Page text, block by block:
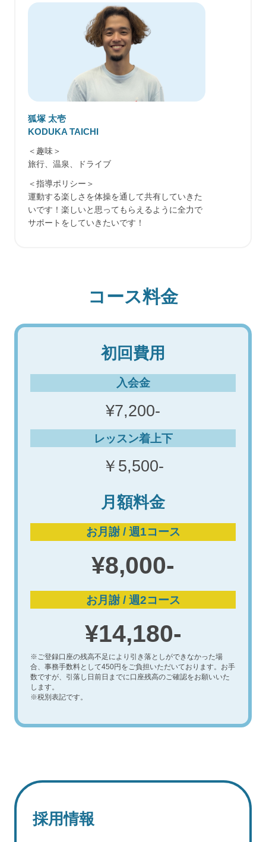
狐塚 太壱
KODUKA TAICHI
＜趣味＞
旅行、温泉、ドライブ
＜指導ポリシー＞
運動する楽しさを体操を通して共有していきた
いです！楽しいと思ってもらえるように全力で
サポートをしていきたいです！
コース料金
初回費用
入会金
¥7,200-
レッスン着上下
￥5,500-
月額料金
お月謝 / 週1コース
¥8,000-
お月謝 / 週2コース
¥14,180-
※ご登録口座の残高不足により引き落としができなかった場
合、事務手数料として450円をご負担いただいております。お手
数ですが、引落し日前日までに口座残高のご確認をお願いいた
します。
※税別表記です。
採用情報